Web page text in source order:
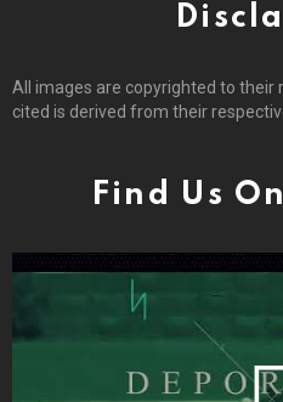
All images are copyrighted to
cited is derived from their
Find Us